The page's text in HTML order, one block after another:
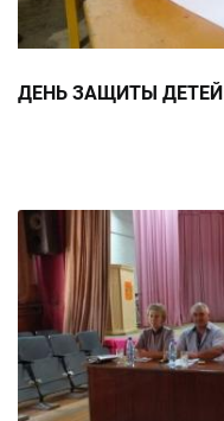
ДЕНЬ ЗАЩИТЫ ДЕТЕЙ